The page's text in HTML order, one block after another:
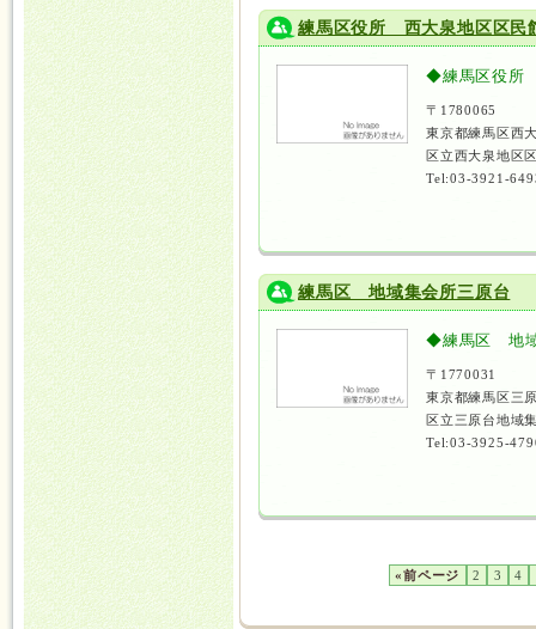
練馬区役所 西大泉地区区民
◆練馬区役所
〒1780065
東京都練馬区西
区立西大泉地区
Tel:03-3921-
練馬区 地域集会所三原台
◆練馬区 地
〒1770031
東京都練馬区三
区立三原台地域
Tel:03-3925-
«前ページ 2 3 4